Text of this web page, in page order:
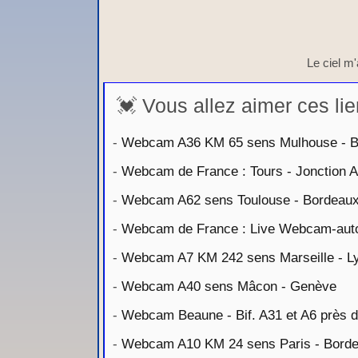
Le ciel
💓 Vous allez aimer ces
- Webcam A36 KM 65 sens Mulhouse -
- Webcam de France : Tours - Jonction
- Webcam A62 sens Toulouse -
- Webcam de France : Live Webcam-
- Webcam A7 KM 242 sens Marseille -
- Webcam A40 sens Mâcon - Genève
- Webcam Beaune - Bif. A31 et A6 près
- Webcam A10 KM 24 sens Paris -